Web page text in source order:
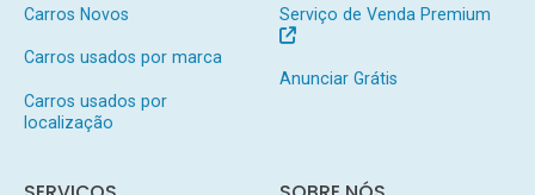
Carros Novos
Carros usados por marca
Carros usados por
localização
Serviço de Venda Premium
Anunciar Grátis